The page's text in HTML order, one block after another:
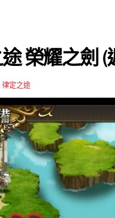
榮耀之劍 (
律定之途